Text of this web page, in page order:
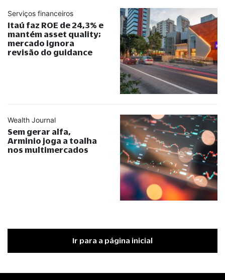
Serviços financeiros
Itaú faz ROE de 24,3% e
mantém asset quality;
mercado ignora
revisão do guidance
Wealth Journal
Sem gerar alfa,
Arminio joga a toalha
nos multimercados
Ir para a página inicial